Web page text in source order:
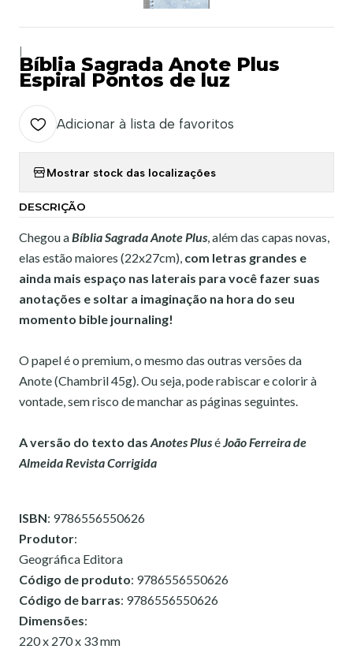
Bíblia Sagrada Anote Plus
Espiral Pontos de luz
Adicionar à lista de favoritos
Mostrar stock das localizações
DESCRIÇÃO
Chegou aBíblia Sagrada Anote Plus, além das capas novas,
elas estão maiores (22x27cm), com letras grandes e
ainda mais espaço nas laterais para você fazer suas
anotações e soltar a imaginação na hora do seu
momento bible journaling!
O papel é o premium, o mesmo das outras versões da
Anote (Chambril 45g). Ou seja, pode rabiscar e colorir à
vontade, sem risco de manchar as páginas seguintes.
A versão do texto das Anotes PluséJoão Ferreira de
Almeida Revista Corrigida
ISBN: 9786556550626
Produtor:
Geográfica Editora
Código de produto: 9786556550626
Código de barras: 9786556550626
Dimensões:
220 x 270 x 33 mm